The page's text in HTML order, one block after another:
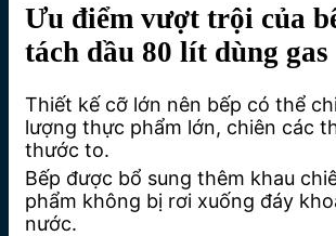
Ưu điểm vượt trội của
tách dầu 80 lít dùng gas
Thiết kế cỡ lớn nên bếp có thể
lượng thực phẩm lớn, chiên các
thước to.
Bếp được bổ sung thêm khau
phẩm không bị rơi xuống đáy
nước.